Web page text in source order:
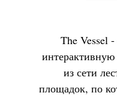
The Vessel
из сети
площадок, по